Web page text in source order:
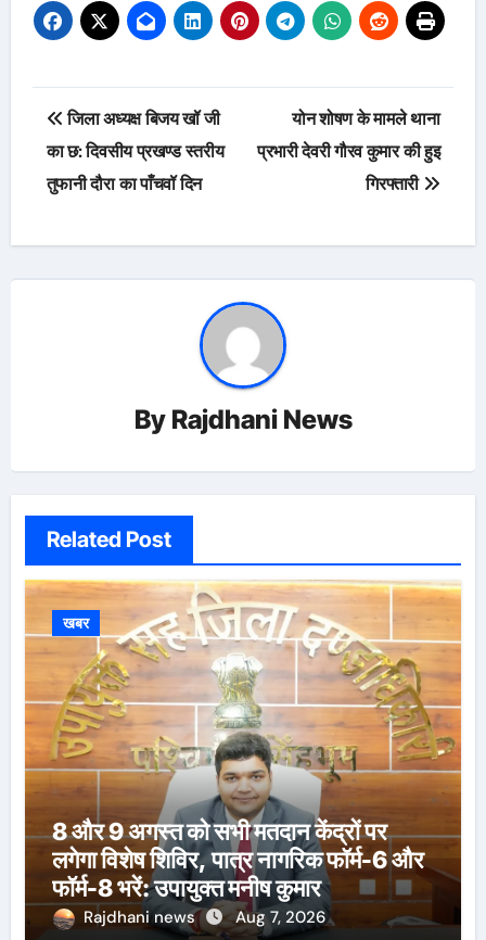
Post
navigation
जिला अध्यक्ष बिजय खॉ जी
का छ: दिवसीय प्रखण्ड स्तरीय
तुफानी दौरा का पाँचवॉ दिन
योन शोषण के मामले थाना
प्रभारी देवरी गौरव कुमार की हुइ
गिरफ्तारी
By Rajdhani News
Related Post
खबर
8 और 9 अगस्त को सभी मतदान केंद्रों पर
लगेगा विशेष शिविर, पात्र नागरिक फॉर्म-6 और
फॉर्म-8 भरें: उपायुक्त मनीष कुमार
Rajdhani news Aug 7, 2026